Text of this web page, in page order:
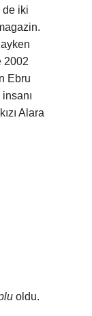
de iki
2002
Ebru
Alara
oldu.